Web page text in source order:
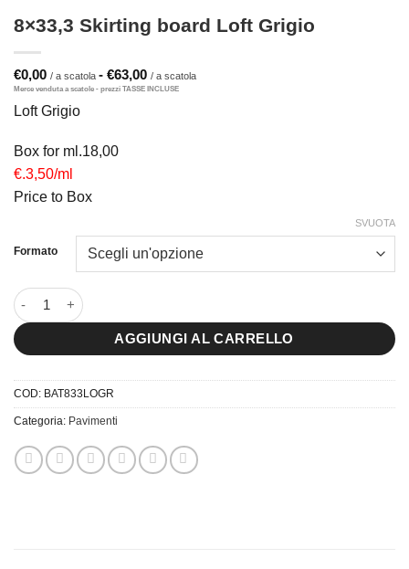
8×33,3 Skirting board Loft Grigio
€0,00 - €63,00
Fascia
Loft Grigio
Box for ml.18,00
€.3,50/ml
Price to Box
Formato
SVUOTA
8×33,3 Skirting board Loft Grigio quantità
AGGIUNGI AL CARRELLO
COD: BAT833LOGR
Categoria: Pavimenti